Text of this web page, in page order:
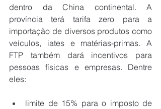
dentro da China continental. A
província terá tarifa zero para a
importação de diversos produtos como
veículos, iates e matérias-primas. A
FTP também dará incentivos para
pessoas físicas e empresas. Dentre
eles:
limite de 15% para o imposto de